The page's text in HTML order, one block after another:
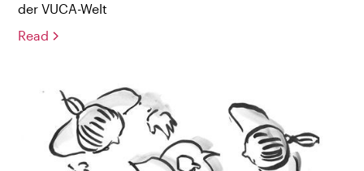
der VUCA-Welt
Read